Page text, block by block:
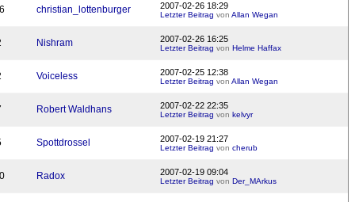
christian_lottenburger 2007-02-26 18:29
Letzter Beitrag von Allan Wegan
Nishram 2007-02-26 16:25
Letzter Beitrag von Helme Haffax
Voiceless 2007-02-25 12:38
Letzter Beitrag von Allan Wegan
Robert Waldhans 2007-02-22 22:35
Letzter Beitrag von kelvyr
Spottdrossel 2007-02-19 21:27
Letzter Beitrag von cherub
Radox 2007-02-19 09:04
Letzter Beitrag von Der_MArkus